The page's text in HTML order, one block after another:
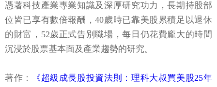
憑著科技產業專業知識及深厚研究功力，長期持股部
位皆已享有數倍報酬，40歲時已靠美股累積足以退休
的財富，52歲正式告別職場，每日仍花費龐大的時間
沉浸於股票基本面及產業趨勢的研究。
著作：
《超級成長股投資法則：理科大叔買美股25年